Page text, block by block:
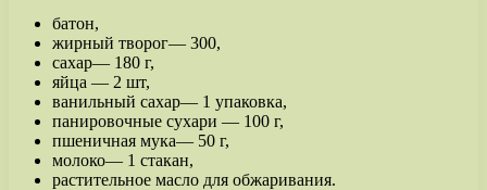
батон,
жирный творог— 300,
сахар— 180 г,
яйца — 2 шт,
ванильный сахар— 1 упаковка,
панировочные сухари — 100 г,
пшеничная мука— 50 г,
молоко— 1 стакан,
растительное масло для обжаривания.